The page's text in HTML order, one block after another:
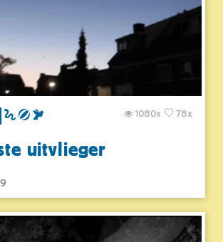
78x
1080x
uitvlieger